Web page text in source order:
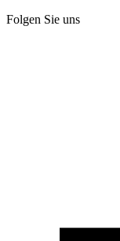
Folgen Sie uns